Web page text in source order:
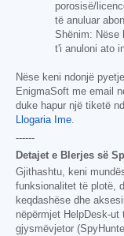
porosisë/
të anuluar
Shënim: Nëse
t'i anuloni ato
Nëse keni ndonjë
EnigmaSoft me email
duke hapur një tiketë
Llogaria Ime
------
Detajet e Blerjes së
Gjithashtu, keni
funksionalitet të plotë,
keqdashëse dhe
nëpërmjet HelpDesk-
gjysmëvjetor